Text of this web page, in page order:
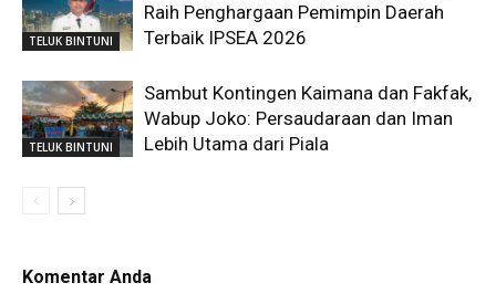
TELUK BINTUNI
Raih Penghargaan Pemimpin Daerah
Terbaik IPSEA 2026
TELUK BINTUNI
Sambut Kontingen Kaimana dan Fakfak,
Wabup Joko: Persaudaraan dan Iman
Lebih Utama dari Piala
Komentar Anda